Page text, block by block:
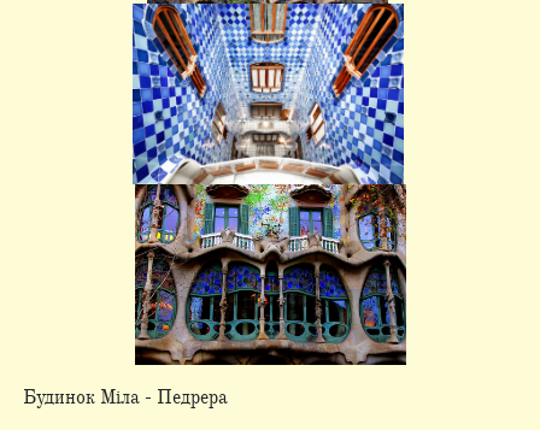
Будинок Міла - Педрера